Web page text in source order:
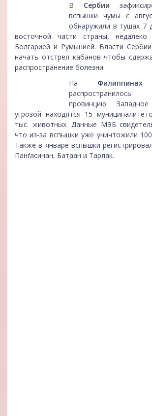
В Сербии
вспышки чумы с
обнаружили в тушах 7
восточной части страны,
Болгарией и Румынией. Власти
начать отстрел кабанов чтобы
распространение болезни.
На
провинцию
угрозой находятся 15
тыс. животных. Данные МЭБ
что из-за вспышки уже уничтожили
Также в январе вспышки
Панґасинан, Батаан и Тарлак.